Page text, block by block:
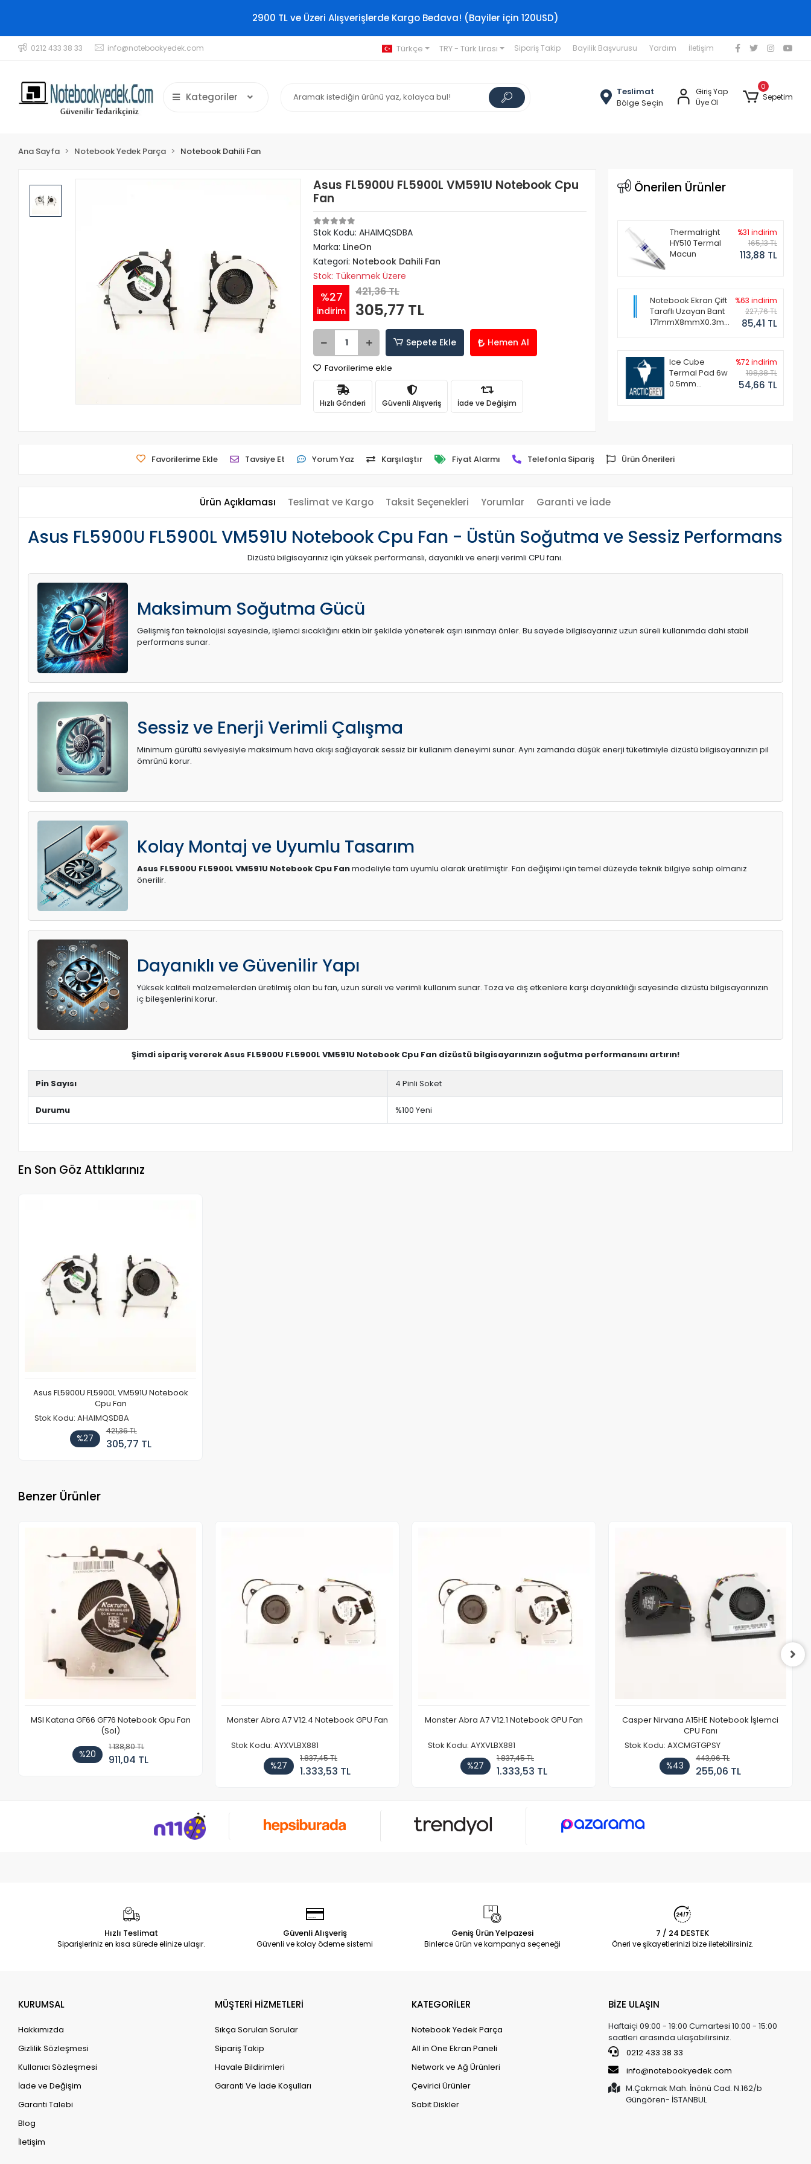
2900 TL ve Üzeri Alışverişlerde Kargo Bedava! (Bayiler için 120USD)
0212 433 38 33 info@notebookyedek.com Türkçe TRY - Türk Lirası Sipariş Takip Bayilik Başvurusu Yardım İletişim
Kategoriler
Teslimat
Bölge Seçin
Giriş Yap
Üye Ol
0
Sepetim
Ana Sayfa Notebook Yedek Parça Notebook Dahili Fan
Asus FL5900U FL5900L VM591U Notebook Cpu
Fan
Stok Kodu: AHAIMQSDBA
Marka: LineOn
Kategori: Notebook Dahili Fan
Stok: Tükenmek Üzere
%27
indirim
421,36 TL
305,77 TL
Sepete Ekle Hemen Al
Favorilerime ekle
Hızlı Gönderi Güvenli Alışveriş İade ve Değişim
Önerilen Ürünler
Thermalright
HY510 Termal
Macun
%31 indirim
165,13 TL
113,88 TL
Notebook Ekran Çift
Taraflı Uzayan Bant
171mmX8mmX0.3mm
%63 indirim
227,76 TL
85,41 TL
Ice Cube
Termal Pad 6w
0.5mm
%72 indirim
198,38 TL
54,66 TL
Favorilerime Ekle Tavsiye Et Yorum Yaz Karşılaştır Fiyat Alarmı Telefonla Sipariş Ürün Önerileri
Ürün Açıklaması Teslimat ve Kargo Taksit Seçenekleri Yorumlar Garanti ve İade
Asus FL5900U FL5900L VM591U Notebook Cpu Fan - Üstün Soğutma ve Sessiz Performans
Dizüstü bilgisayarınız için yüksek performanslı, dayanıklı ve enerji verimli CPU fanı.
Maksimum Soğutma Gücü
Gelişmiş fan teknolojisi sayesinde, işlemci sıcaklığını etkin bir şekilde yöneterek aşırı ısınmayı önler. Bu sayede bilgisayarınız uzun süreli kullanımda dahi stabil
performans sunar.
Sessiz ve Enerji Verimli Çalışma
Minimum gürültü seviyesiyle maksimum hava akışı sağlayarak sessiz bir kullanım deneyimi sunar. Aynı zamanda düşük enerji tüketimiyle dizüstü bilgisayarınızın pil
ömrünü korur.
Kolay Montaj ve Uyumlu Tasarım
Asus FL5900U FL5900L VM591U Notebook Cpu Fanmodeliyle tam uyumlu olarak üretilmiştir. Fan değişimi için temel düzeyde teknik bilgiye sahip olmanız
önerilir.
Dayanıklı ve Güvenilir Yapı
Yüksek kaliteli malzemelerden üretilmiş olan bu fan, uzun süreli ve verimli kullanım sunar. Toza ve dış etkenlere karşı dayanıklılığı sayesinde dizüstü bilgisayarınızın
iç bileşenlerini korur.
Şimdi sipariş vererek Asus FL5900U FL5900L VM591U Notebook Cpu Fan dizüstü bilgisayarınızın soğutma performansını artırın!
Pin Sayısı 4 Pinli Soket
Durumu %100 Yeni
En Son Göz Attıklarınız
Asus FL5900U FL5900L VM591U Notebook
Cpu Fan
Stok Kodu: AHAIMQSDBA
%27
421,36 TL
305,77 TL
Benzer Ürünler
MSI Katana GF66 GF76 Notebook Gpu Fan
(Sol)
%20
1.138,80 TL
911,04 TL
Monster Abra A7 V12.4 Notebook GPU Fan
Stok Kodu: AYXVLBX881
%27
1.837,45 TL
1.333,53 TL
Monster Abra A7 V12.1 Notebook GPU Fan
Stok Kodu: AYXVLBX881
%27
1.837,45 TL
1.333,53 TL
Casper Nirvana A15HE Notebook İşlemci
CPU Fanı
Stok Kodu: AXCMGTGPSY
%43
443,96 TL
255,06 TL
Hızlı Teslimat
Siparişleriniz en kısa sürede elinize ulaşır.
Güvenli Alışveriş
Güvenli ve kolay ödeme sistemi
Geniş Ürün Yelpazesi
Binlerce ürün ve kampanya seçeneği
7 / 24 DESTEK
Öneri ve şikayetlerinizi bize iletebilirsiniz.
KURUMSAL
Hakkımızda
Gizlilik Sözleşmesi
Kullanıcı Sözleşmesi
İade ve Değişim
Garanti Talebi
Blog
İletişim
MÜŞTERİ HİZMETLERİ
Sıkça Sorulan Sorular
Sipariş Takip
Havale Bildirimleri
Garanti Ve İade Koşulları
KATEGORİLER
Notebook Yedek Parça
All in One Ekran Paneli
Network ve Ağ Ürünleri
Çevirici Ürünler
Sabit Diskler
BİZE ULAŞIN
Haftaiçi 09:00 - 19:00 Cumartesi 10:00 - 15:00
saatleri arasında ulaşabilirsiniz.
0212 433 38 33
info@notebookyedek.com
M.Çakmak Mah. İnönü Cad. N.162/b
Güngören- İSTANBUL